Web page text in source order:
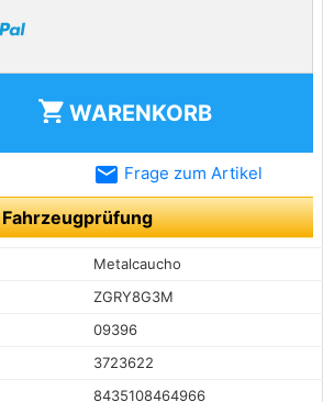
shopping_cart WARENKORB
email Frage zum Artikel
Fahrzeugprüfung
Metalcaucho
ZGRY8G3M
09396
3723622
8435108464966